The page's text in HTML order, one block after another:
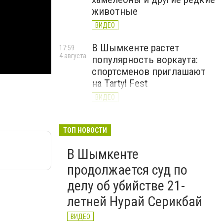
животные
ВИДЕО
В Шымкенте растет
популярность воркаута:
спортсменов приглашают
на Tartyl Fest
ВИДЕО
17:59
4 августа
начала подготовку к
2026–2027
ВИДЕО
4 августа
ТОП НОВОСТИ
В Шымкенте
продолжается суд по
делу об убийстве 21-
летней Нурай Серикбай
ВИДЕО